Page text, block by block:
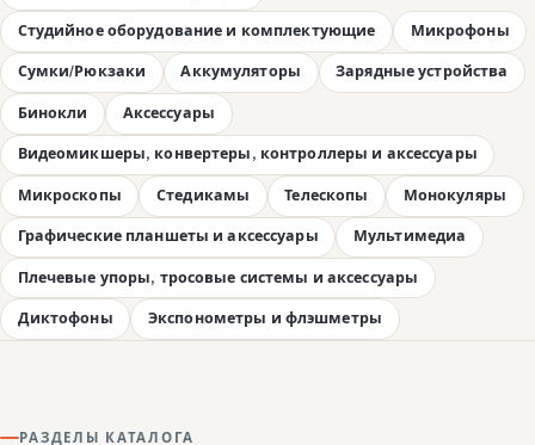
Студийное оборудование и комплектующие Микрофоны
Сумки/Рюкзаки Аккумуляторы Зарядные устройства
Бинокли Аксессуары
Видеомикшеры, конвертеры, контроллеры и аксессуары
Микроскопы Стедикамы Телескопы Монокуляры
Графические планшеты и аксессуары Мультимедиа
Плечевые упоры, тросовые системы и аксессуары
Диктофоны Экспонометры и флэшметры
РАЗДЕЛЫ КАТАЛОГА